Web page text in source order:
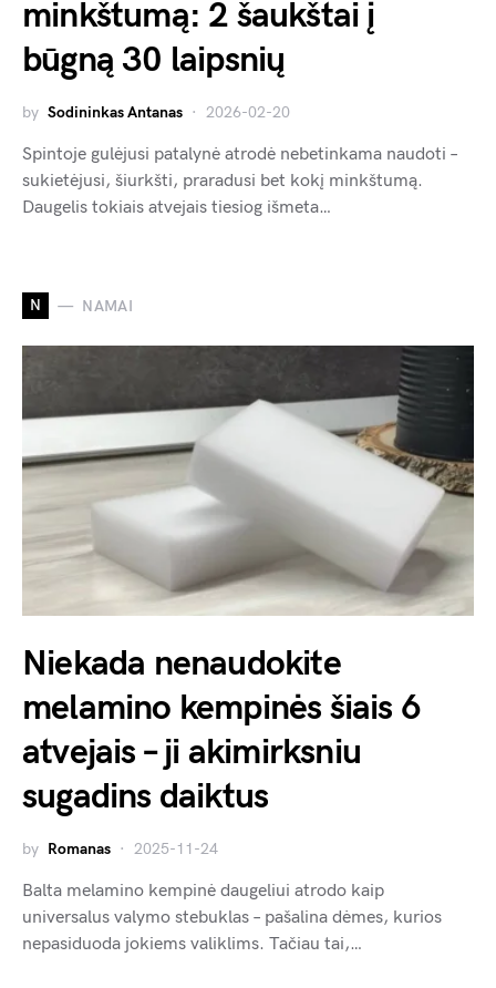
minkštumą: 2 šaukštai į
būgną 30 laipsnių
by Sodininkas Antanas 2026-02-20
Spintoje gulėjusi patalynė atrodė nebetinkama naudoti –
sukietėjusi, šiurkšti, praradusi bet kokį minkštumą.
Daugelis tokiais atvejais tiesiog išmeta…
N NAMAI
Niekada nenaudokite
melamino kempinės šiais 6
atvejais – ji akimirksniu
sugadins daiktus
by Romanas 2025-11-24
Balta melamino kempinė daugeliui atrodo kaip
universalus valymo stebuklas – pašalina dėmes, kurios
nepasiduoda jokiems valiklims. Tačiau tai,…